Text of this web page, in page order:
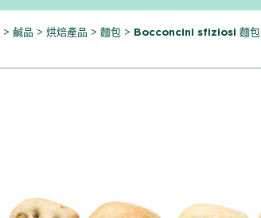
>鹹品 >烘焙產品 >麵包 > Bocconcini sfiziosi 麵包